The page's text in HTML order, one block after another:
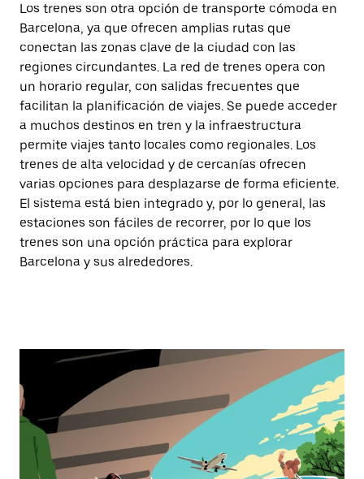
Los trenes son otra opción de transporte cómoda en
Barcelona, ya que ofrecen amplias rutas que
conectan las zonas clave de la ciudad con las
regiones circundantes. La red de trenes opera con
un horario regular, con salidas frecuentes que
facilitan la planificación de viajes. Se puede acceder
a muchos destinos en tren y la infraestructura
permite viajes tanto locales como regionales. Los
trenes de alta velocidad y de cercanías ofrecen
varias opciones para desplazarse de forma eficiente.
El sistema está bien integrado y, por lo general, las
estaciones son fáciles de recorrer, por lo que los
trenes son una opción práctica para explorar
Barcelona y sus alrededores.